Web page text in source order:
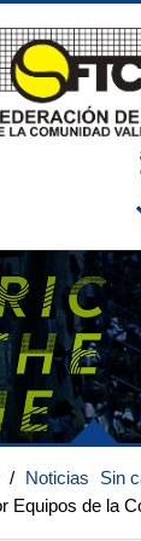
/ Noticias Sin
Equipos de la